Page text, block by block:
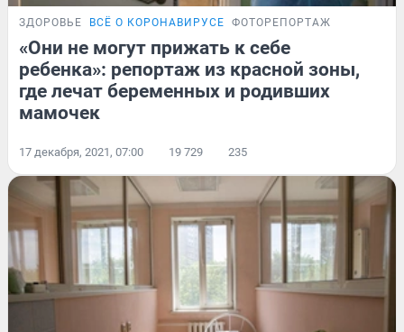
ЗДОРОВЬЕ ВСЁ О КОРОНАВИРУСЕ ФОТОРЕПОРТАЖ
«Они не могут прижать к себе
ребенка»: репортаж из красной зоны,
где лечат беременных и родивших
мамочек
17 декабря, 2021, 07:00 19 729 235